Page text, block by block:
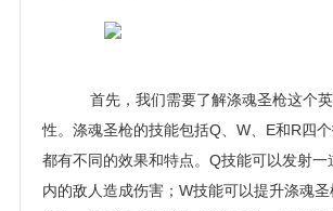
首先，我们需要了解涤魂圣枪这个
性。涤魂圣枪的技能包括Q、W、E和R四
都有不同的效果和特点。Q技能可以发射一
内的敌人造成伤害；W技能可以提升涤魂